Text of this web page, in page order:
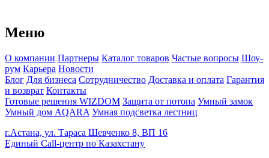
Меню
О компании Партнеры Каталог товаров Частые вопросы Шоу-
рум Карьера Новости
Блог Для бизнеса Сотрудничество Доставка и оплата Гарантия
и возврат Контакты
Готовые решения WIZDOM Защита от потопа Умный замок
Умный дом AQARA Умная подсветка лестниц
г.Астана, ул. Тараса Шевченко 8, ВП 16
Единый Call-центр по Казахстану